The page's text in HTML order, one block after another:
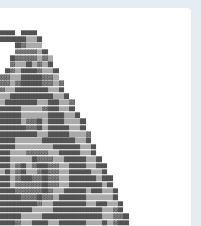
██████████  ██████
██▓▓▒▒▒▒▒▒
▓▓▓▓▓▓▓▓▒▒██
██▓▓▓▓▓▓▓▓▒▒▓▓▒▒
▓▓▒▒▒▒██▒▒▓▓▒▒██
██▓▓▒▒██████▓▓▒▒▒▒██
▓▓▓▓▒▒▒▒████████▓▓▓▓▒▒
░░░░    ▓▓▓▓▓▓▒▒▓▓████████▓▓▓▓▒▒▓▓
▒▒    ██▓▓▓▓▒▒▒▒████████████▒▒▒▒██
██▓▓▒▒▒▒████████████████▒▒▒▒██
▓▓▓▓▒▒▒▒████████████▒▒▒▒████▒▒▒▒▓▓
▓▓▓▓▒▒▒▒████████▒▒▒▒▒▒▒▒▓▓████▒▒▒▒██